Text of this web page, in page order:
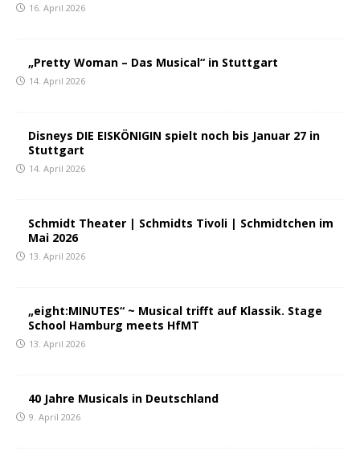
16. April 2026
„Pretty Woman – Das Musical“ in Stuttgart
14. April 2026
Disneys DIE EISKÖNIGIN spielt noch bis Januar 27 in
Stuttgart
14. April 2026
Schmidt Theater | Schmidts Tivoli | Schmidtchen im
Mai 2026
13. April 2026
„eight:MINUTES“ ~ Musical trifft auf Klassik. Stage
School Hamburg meets HfMT
13. April 2026
40 Jahre Musicals in Deutschland
9. April 2026